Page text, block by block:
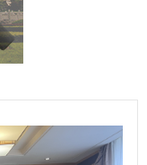
智库。 刘志远表
视，西北政法大学
了突出的成绩。涉
配合完成中国—东盟
》《刑事诉讼法
流与合作方面发挥
大精神等的列举，
用？ 马朝琦：延
陕西、彰显于陕
，三种精神同时位
式公布的第一批中
》特别列举这些伟